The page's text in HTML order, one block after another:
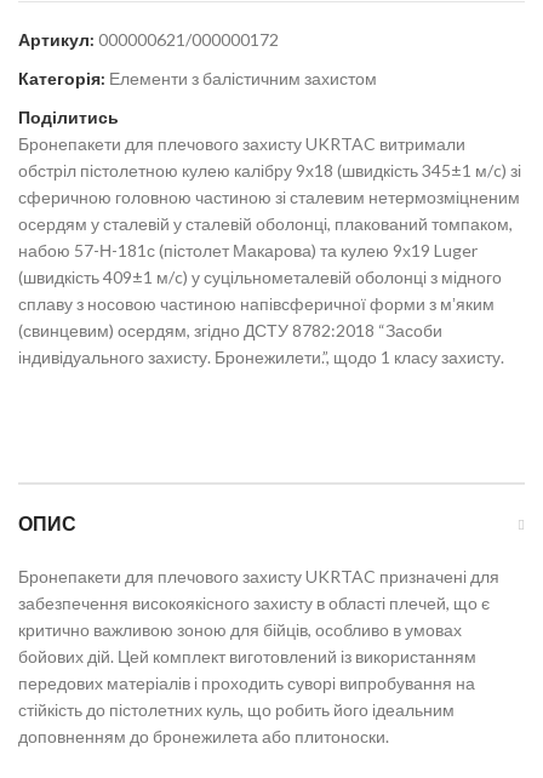
Бронепакети для плечового захисту UKRTAC витримали
обстріл пістолетною кулею калібру 9х18 (швидкість 345±1 м/c) зі
сферичною головною частиною зі сталевим нетермозміцненим
осердям у сталевій у сталевій оболонці, плакований томпаком,
набою 57-Н-181с (пістолет Макарова) та кулею 9х19 Luger
(швидкість 409±1 м/c) у суцільнометалевій оболонці з мідного
сплаву з носовою частиною напівсферичної форми з мʼяким
(свинцевим) осердям, згідно ДСТУ 8782:2018 “Засоби
індивідуального захисту. Бронежилети.”, щодо 1 класу захисту.
Артикул: 000000621/000000172
Категорія: Елементи з балістичним захистом
Поділитись
ОПИС
Бронепакети для плечового захисту UKRTAC призначені для
забезпечення високоякісного захисту в області плечей, що є
критично важливою зоною для бійців, особливо в умовах
бойових дій. Цей комплект виготовлений із використанням
передових матеріалів і проходить суворі випробування на
стійкість до пістолетних куль, що робить його ідеальним
доповненням до бронежилета або плитоноски.